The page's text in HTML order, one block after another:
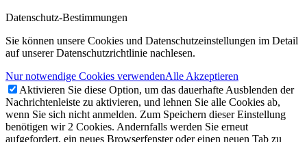
Datenschutz-Bestimmungen
Sie können unsere Cookies und Datenschutzeinstellungen im Detail
auf unserer Datenschutzrichtlinie nachlesen.
Nur notwendige Cookies verwendenAlle Akzeptieren
Aktivieren Sie diese Option, um das dauerhafte Ausblenden der
Nachrichtenleiste zu aktivieren, und lehnen Sie alle Cookies ab,
wenn Sie sich nicht anmelden. Zum Speichern dieser Einstellung
benötigen wir 2 Cookies. Andernfalls werden Sie erneut
aufgefordert, ein neues Browserfenster oder einen neuen Tab zu